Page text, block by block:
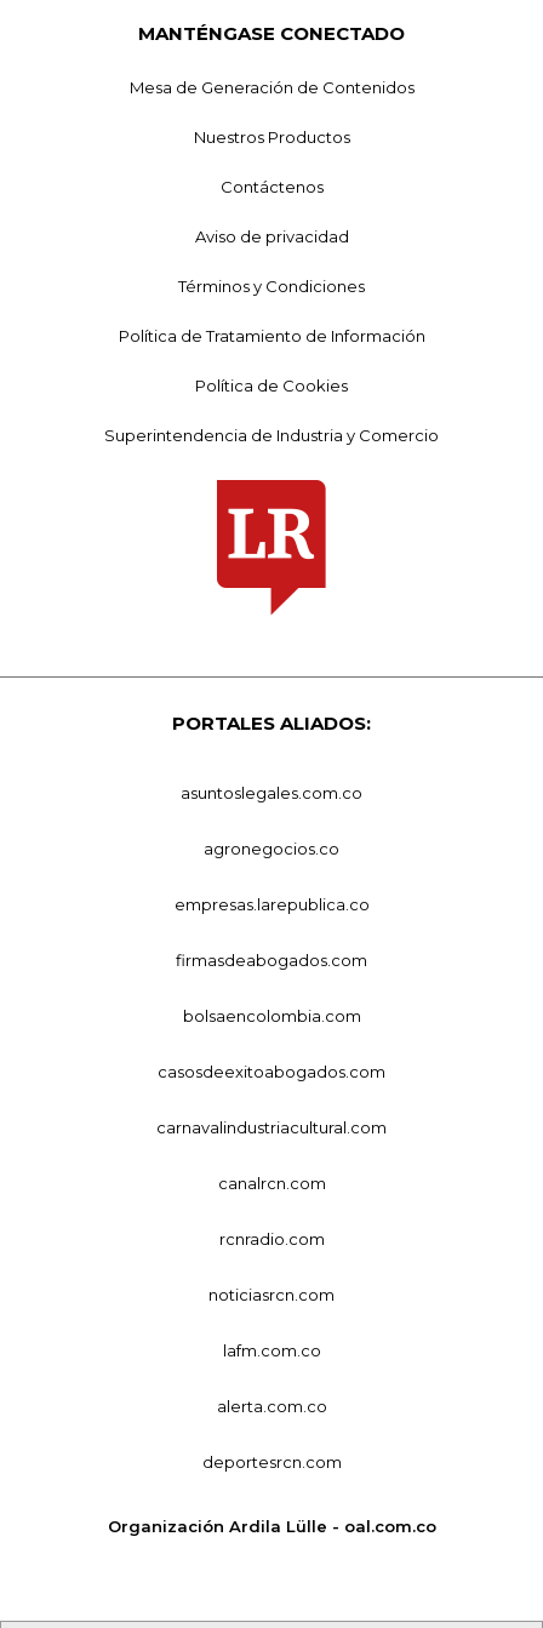
MANTÉNGASE CONECTADO
Mesa de Generación de Contenidos
Nuestros Productos
Contáctenos
Aviso de privacidad
Términos y Condiciones
Política de Tratamiento de Información
Política de Cookies
Superintendencia de Industria y Comercio
PORTALES ALIADOS:
asuntoslegales.com.co
agronegocios.co
empresas.larepublica.co
firmasdeabogados.com
bolsaencolombia.com
casosdeexitoabogados.com
carnavalindustriacultural.com
canalrcn.com
rcnradio.com
noticiasrcn.com
lafm.com.co
alerta.com.co
deportesrcn.com
Organización Ardila Lülle - oal.com.co